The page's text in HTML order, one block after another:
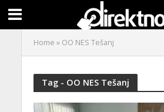
Home » OO NES Tešanj
Tag - OO NES Tešanj